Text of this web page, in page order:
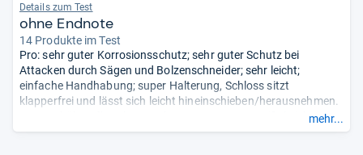
Details zum Test
ohne Endnote
14 Produkte im Test
Pro: sehr guter Korrosionsschutz; sehr guter Schutz bei
Attacken durch Sägen und Bolzenschneider; sehr leicht;
einfache Handhabung; super Halterung, Schloss sitzt
klapperfrei und lässt sich leicht hineinschieben/herausnehmen.
Contra: hält Aufbruchversuchen per Hammer/Meißel nicht
stand.- Zusammengefasst durch unsere Redaktion.
mehr...